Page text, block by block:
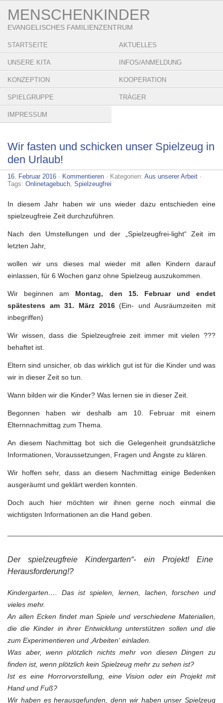
MENSCHENKINDER
EVANGELISCHES FAMILIENZENTRUM
STARTSEITE AKTUELLES
UNSERE KITA INFOS/ANMELDUNG
KONZEPTION KOOPERATION
SPIELGRUPPE TRÄGER
IMPRESSUM
Wir fasten und schicken unser Spielzeug in
den Urlaub!
16. Februar 2016 · Kommentieren · Kategorien: Aus unserer Arbeit ·
Tags: Onlinetagebuch, Spielzeugfrei
In diesem Jahr haben wir uns wieder dazu entschieden eine
spielzeugfreie Zeit durchzuführen.
Nach den Umstellungen und der „Spielzeugfrei-light“ Zeit im
letzten Jahr,
wollen wir uns dieses mal wieder mit allen Kindern darauf
einlassen, für 6 Wochen ganz ohne Spielzeug auszukommen.
Wir beginnen am Montag, den 15. Februar und endet
spätestens am 31. März 2016(Ein- und Ausräumzeiten mit
inbegriffen)
Wir wissen, dass die Spielzeugfreie zeit immer mit vielen ???
behaftet ist.
Eltern sind unsicher, ob das wirklich gut ist für die Kinder und was
wir in dieser Zeit so tun.
Wann bilden wir die Kinder? Was lernen sie in dieser Zeit.
Begonnen haben wir deshalb am 10. Februar mit einem
Elternnachmittag zum Thema.
An diesem Nachmittag bot sich die Gelegenheit grundsätzliche
Informationen, Voraussetzungen, Fragen und Ängste zu klären.
Wir hoffen sehr, dass an diesem Nachmittag einige Bedenken
ausgeräumt und geklärt werden konnten.
Doch auch hier möchten wir ihnen gerne noch einmal die
wichtigsten Informationen an die Hand geben.
Der spielzeugfreie Kindergarten“- ein Projekt! Eine
Herausforderung!?
Kindergarten…. Das ist spielen, lernen, lachen, forschen und
vieles mehr.
An allen Ecken findet man Spiele und verschiedene Materialien,
die die Kinder in ihrer Entwicklung unterstützen sollen und die
zum Experimentieren und ‚Arbeiten‘ einladen.
Was aber, wenn plötzlich nichts mehr von diesen Dingen zu
finden ist, wenn plötzlich kein Spielzeug mehr zu sehen ist?
Ist es eine Horrorvorstellung, eine Vision oder ein Projekt mit
Hand und Fuß?
Wir haben es herausgefunden, denn wir haben unser Spielzeug